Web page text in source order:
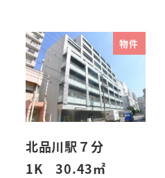
物件
北品川駅７分
1K 30.43㎡